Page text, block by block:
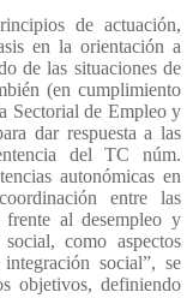
de actuación,
en la orientación a
de las situaciones de
(en cumplimiento
Sectorial de Empleo y
dar respuesta a las
del TC núm.
autonómicas en
entre las
al desempleo y
como aspectos
social”, se
objetivos, definiendo